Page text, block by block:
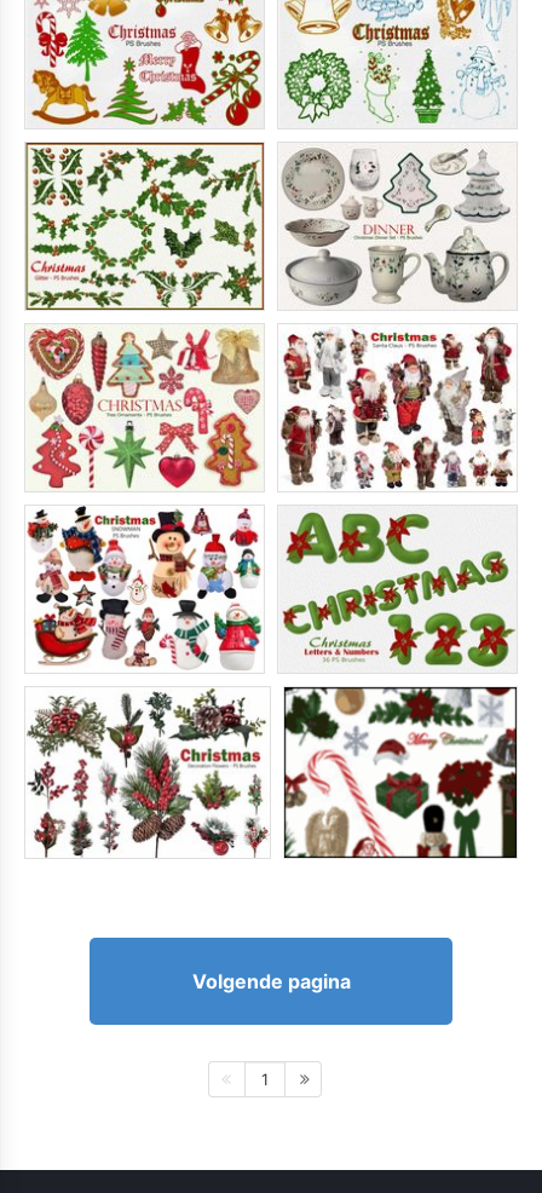
Volgende pagina
1